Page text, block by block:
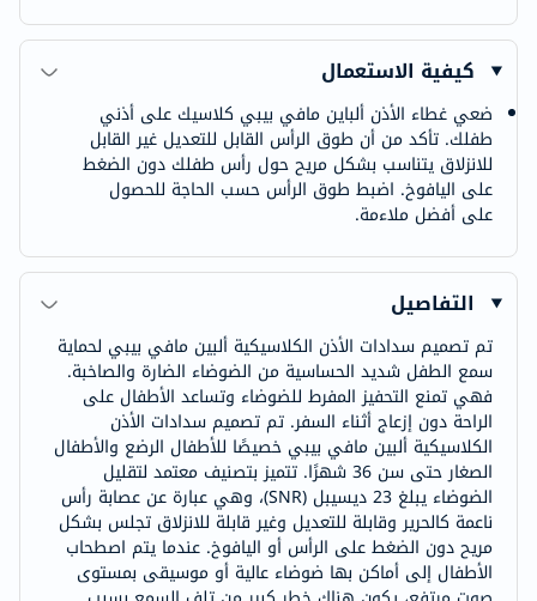
كيفية الاستعمال
ضعي غطاء الأذن ألباين مافي بيبي كلاسيك على أذني
طفلك. تأكد من أن طوق الرأس القابل للتعديل غير القابل
للانزلاق يتناسب بشكل مريح حول رأس طفلك دون الضغط
على اليافوخ. اضبط طوق الرأس حسب الحاجة للحصول
على أفضل ملاءمة.
التفاصيل
تم تصميم سدادات الأذن الكلاسيكية ألبين مافي بيبي لحماية
سمع الطفل شديد الحساسية من الضوضاء الضارة والصاخبة.
فهي تمنع التحفيز المفرط للضوضاء وتساعد الأطفال على
الراحة دون إزعاج أثناء السفر. تم تصميم سدادات الأذن
الكلاسيكية ألبين مافي بيبي خصيصًا للأطفال الرضع والأطفال
الصغار حتى سن 36 شهرًا. تتميز بتصنيف معتمد لتقليل
الضوضاء يبلغ 23 ديسيبل (SNR)، وهي عبارة عن عصابة رأس
ناعمة كالحرير وقابلة للتعديل وغير قابلة للانزلاق تجلس بشكل
مريح دون الضغط على الرأس أو اليافوخ. عندما يتم اصطحاب
الأطفال إلى أماكن بها ضوضاء عالية أو موسيقى بمستوى